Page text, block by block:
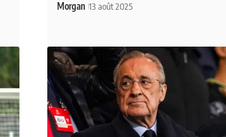
Morgan 13 août 2025